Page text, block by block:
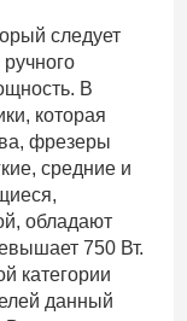
следует
В
которая
фрезеры
средние и
обладают
750 Вт.
категории
данный